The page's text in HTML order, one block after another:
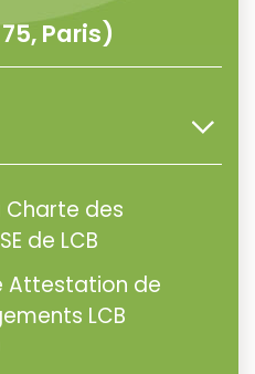
Charte des
de LCB
Attestation de
LCB